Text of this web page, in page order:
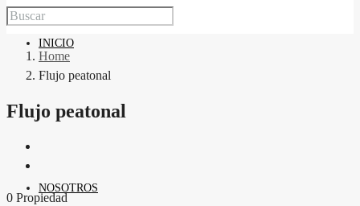
INICIO
NOSOTROS
Home
Flujo peatonal
Flujo peatonal
0 Propiedad